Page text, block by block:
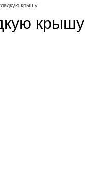
крышу
крышу